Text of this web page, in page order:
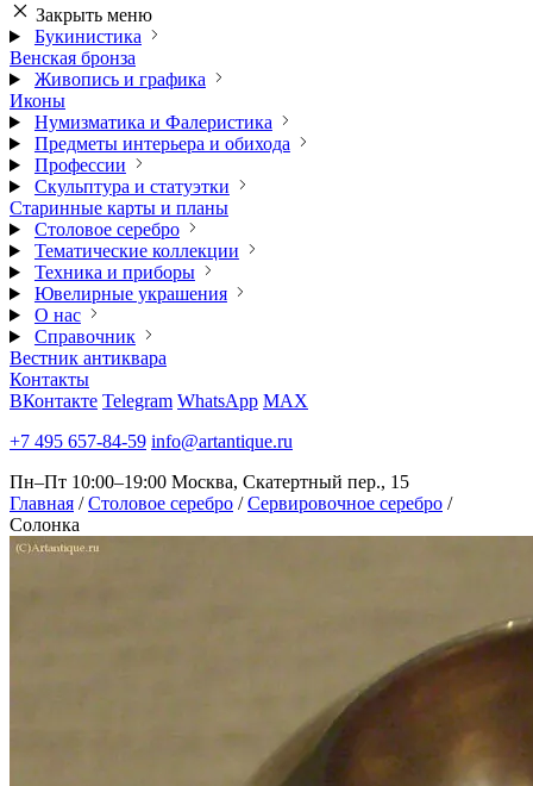
Закрыть меню
Букинистика
Венская бронза
Живопись и графика
Иконы
Нумизматика и Фалеристика
Предметы интерьера и обихода
Профессии
Скульптура и статуэтки
Старинные карты и планы
Столовое серебро
Тематические коллекции
Техника и приборы
Ювелирные украшения
О нас
Справочник
Вестник антиквара
Контакты
ВКонтакте Telegram WhatsApp MAX
+7 495 657-84-59 info@artantique.ru
Пн–Пт 10:00–19:00 Москва, Скатертный пер., 15
Главная / Столовое серебро / Сервировочное серебро /
Солонка